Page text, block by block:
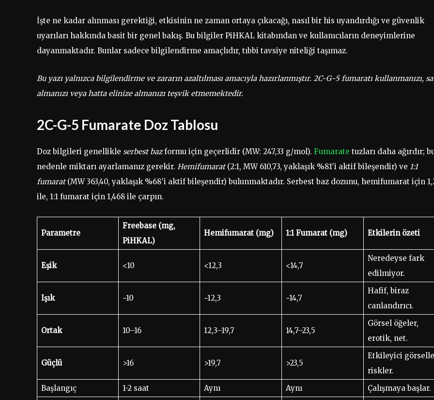
İşte ne kadar alınması gerektiği, etkisinin ne zaman ortaya çıkacağı, nasıl bir his uyandırdığı ve güvenlik
uyarıları hakkında basit bir genel bakış. Bu bilgiler PiHKAL kitabından ve kullanıcıların deneyimlerine
dayanmaktadır. Bunlar sadece bilgilendirme amaçlıdır, tıbbi tavsiye niteliği taşımaz.
Bu yazı yalnızca bilgilendirme ve zararın azaltılması amacıyla hazırlanmıştır. 2C-G-5 fumaratı kullanmanızı,
almanızı veya hatta elinize almanızı teşvik etmemektedir.
2C-G-5 Fumarate Doz Tablosu
Doz bilgileri genellikle serbest bazformu için geçerlidir (MW: 247,33 g/mol). Fumarate tuzları daha ağırdır;
nedenle miktarı ayarlamanız gerekir. Hemifumarat(2:1, MW 610,73, yaklaşık %81′i aktif bileşendir) ve 1:1
fumarat(MW 363,40, yaklaşık %68′i aktif bileşendir) bulunmaktadır. Serbest baz dozunu, hemifumarat için
ile, 1:1 fumarat için 1,468 ile çarpın.
Parametre
Freebase (mg,
PiHKAL)
Hemifumarat (mg) 1:1 Fumarat (mg) Etkilerin özeti
Eşik <10 <12,3 <14,7
Neredeyse fark
edilmiyor.
Işık ~10 ~12,3 ~14,7
Hafif, biraz
canlandırıcı.
Ortak 10–16 12,3–19,7 14,7–23,5
Görsel öğeler,
erotik, net.
Güçlü >16 >19,7 >23,5
Etkileyici
riskler.
Başlangıç
1-2 saat Aynı Aynı
Çalışmaya başlar.